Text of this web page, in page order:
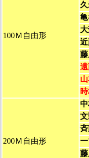
100Ｍ自由形
200Ｍ自由形